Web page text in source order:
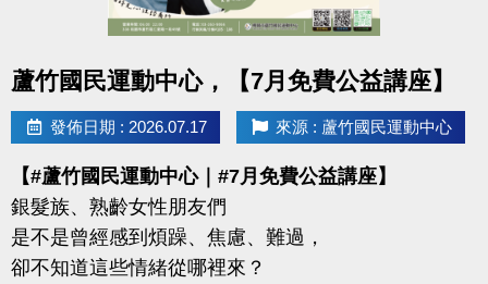
https://www.lzsports.com.tw/zh_TW/news/pageID/1/
-FB : 桃園市蘆竹國民運動中心
-IG : @luzhusports
蘆竹國民運動中心，【7月免費公益講座】
發佈日期 : 2026.07.17 來源 : 蘆竹國民運動中心
【#蘆竹國民運動中心｜#7月免費公益講座】
銀髮族、熟齡女性朋友們
是不是曾經感到煩躁、焦慮、難過，
卻不知道這些情緒從哪裡來？